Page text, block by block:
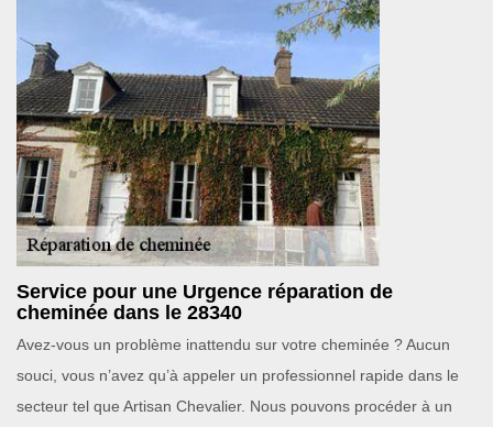
Service pour une Urgence réparation de
cheminée dans le 28340
Avez-vous un problème inattendu sur votre cheminée ? Aucun
souci, vous n’avez qu’à appeler un professionnel rapide dans le
secteur tel que Artisan Chevalier. Nous pouvons procéder à un